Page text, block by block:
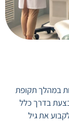
במהלך תקופת
בדרך כלל
את גיל